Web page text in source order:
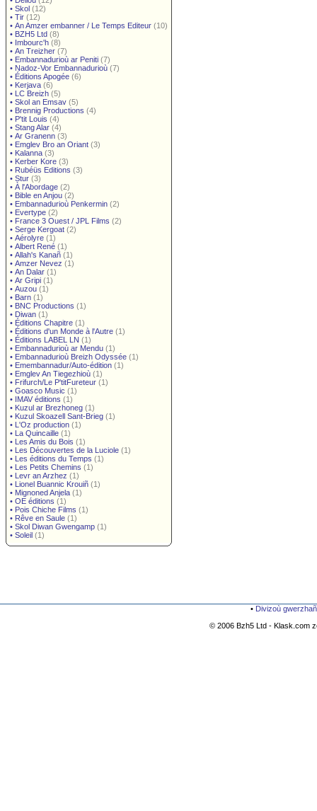
• Skol (12)
• Tir (12)
• An Amzer embanner / Le Temps Editeur (10)
• BZH5 Ltd (8)
• Imbourc'h (8)
• An Treizher (7)
• Embannadurioù ar Peniti (7)
• Nadoz-Vor Embannadurioù (7)
• Éditions Apogée (6)
• Kerjava (6)
• LC Breizh (5)
• Skol an Emsav (5)
• Brennig Productions (4)
• P'tit Louis (4)
• Stang Alar (4)
• Ar Granenn (3)
• Emglev Bro an Oriant (3)
• Kalanna (3)
• Kerber Kore (3)
• Rubéüs Editions (3)
• Stur (3)
• À l'Abordage (2)
• Bible en Anjou (2)
• Embannadurioù Penkermin (2)
• Evertype (2)
• France 3 Ouest / JPL Films (2)
• Serge Kergoat (2)
• Aérolyre (1)
• Albert René (1)
• Allah's Kanañ (1)
• Amzer Nevez (1)
• An Dalar (1)
• Ar Gripi (1)
• Auzou (1)
• Barn (1)
• BNC Productions (1)
• Diwan (1)
• Éditions Chapitre (1)
• Éditions d'un Monde à l'Autre (1)
• Éditions LABEL LN (1)
• Embannadurioù ar Mendu (1)
• Embannadurioù Breizh Odyssée (1)
• Emembannadur/Auto-édition (1)
• Emglev An Tiegezhioù (1)
• Frifurch/Le P'titFureteur (1)
• Goasco Music (1)
• IMAV éditions (1)
• Kuzul ar Brezhoneg (1)
• Kuzul Skoazell Sant-Brieg (1)
• L'Oz production (1)
• La Quincaille (1)
• Les Amis du Bois (1)
• Les Découvertes de la Luciole (1)
• Les éditions du Temps (1)
• Les Petits Chemins (1)
• Levr an Arzhez (1)
• Lionel Buannic Krouiñ (1)
• Mignoned Anjela (1)
• OE éditions (1)
• Pois Chiche Films (1)
• Rêve en Saule (1)
• Skol Diwan Gwengamp (1)
• Soleil (1)
• Divizoù
© 2006 Bzh5 Ltd - Klask.com